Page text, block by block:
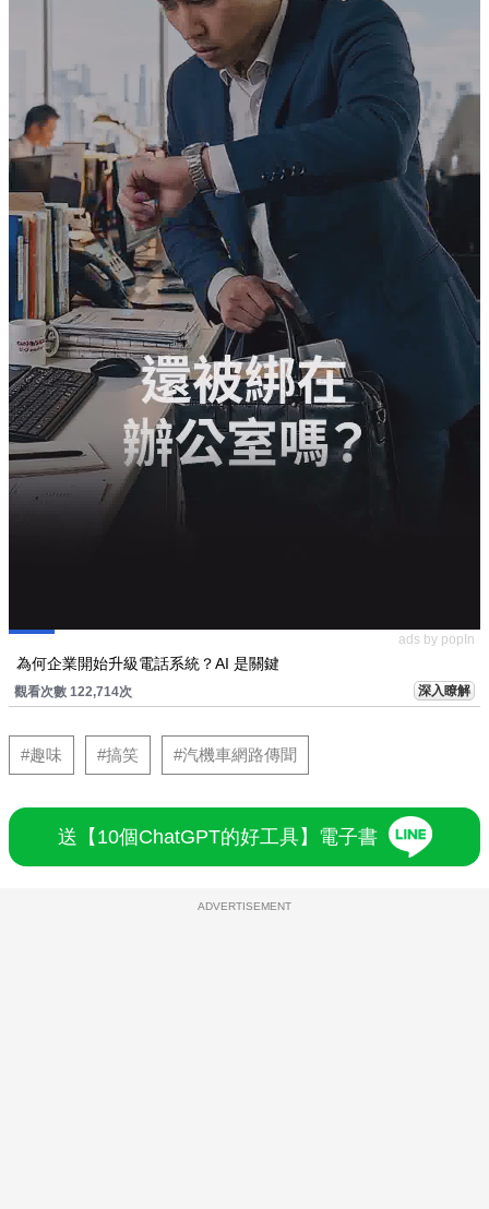
ads by popIn
為何企業開始升級電話系統？AI 是關鍵
觀看次數 122,714次 深入瞭解
#趣味 #搞笑 #汽機車網路傳聞
送【10個ChatGPT的好工具】電子書
ADVERTISEMENT